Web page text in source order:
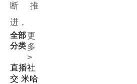
断推
进，
全部
分类
更
多
>
直播社
交 米哈